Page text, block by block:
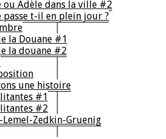
ou Adèle dans la ville #2
passe t-il en plein jour ?
la Douane #1
la douane #2
une histoire
#1
#2
Lemel-Zedkin-Gruenig